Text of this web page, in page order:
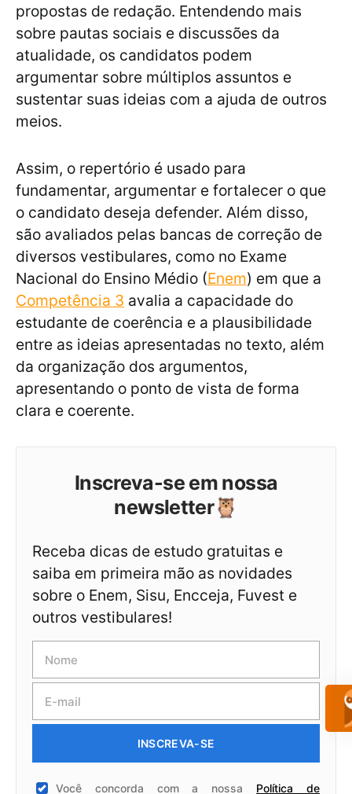
propostas de redação. Entendendo mais
sobre pautas sociais e discussões da
atualidade, os candidatos podem
argumentar sobre múltiplos assuntos e
sustentar suas ideias com a ajuda de outros
meios.
Assim, o repertório é usado para
fundamentar, argumentar e fortalecer o que
o candidato deseja defender. Além disso,
são avaliados pelas bancas de correção de
diversos vestibulares, como no Exame
Nacional do Ensino Médio (Enem) em que a
Competência 3 avalia a capacidade do
estudante de coerência e a plausibilidade
entre as ideias apresentadas no texto, além
da organização dos argumentos,
apresentando o ponto de vista de forma
clara e coerente.
Inscreva-se em nossa
newsletter🦉
Receba dicas de estudo gratuitas e
saiba em primeira mão as novidades
sobre o Enem, Sisu, Encceja, Fuvest e
outros vestibulares!
INSCREVA-SE
Você concorda com a nossa Política de